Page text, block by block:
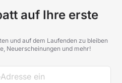
auf Ihre erste
und auf dem Laufenden zu bleiben
Neuerscheinungen und mehr!